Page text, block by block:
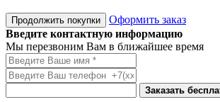
Продолжить покупки
Оформить заказ
Введите контактную информацию
Мы перезвоним Вам в ближайшее время
Заказать